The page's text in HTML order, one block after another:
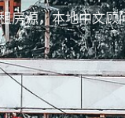
房源，本地中文顾